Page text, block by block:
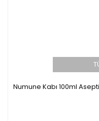
Numune Kabı 100ml